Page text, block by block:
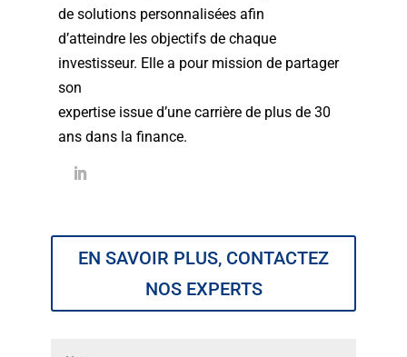
de solutions personnalisées afin
d’atteindre les objectifs de chaque
investisseur. Elle a pour mission de partager
son
expertise issue d’une carrière de plus de 30
ans dans la finance.
EN SAVOIR PLUS, CONTACTEZ
NOS EXPERTS